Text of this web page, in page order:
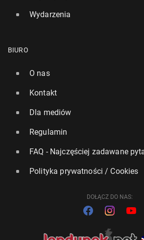
Wydarzenia
BIURO
O nas
Kontakt
Dla mediów
Regulamin
FAQ - Najczęściej zadawane
Polityka prywatności / Cookies
DOŁĄCZ DO NAS: